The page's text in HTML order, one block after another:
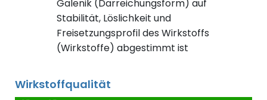
Galenik (Darreichungsform) auf
Stabilität, Löslichkeit und
Freisetzungsprofil des Wirkstoffs
(Wirkstoffe) abgestimmt ist
Wirkstoffqualität